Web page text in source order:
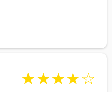
★★★★☆